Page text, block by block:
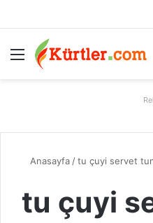
Menü
Anasayfa /tu çuyi servet
tu çuyi